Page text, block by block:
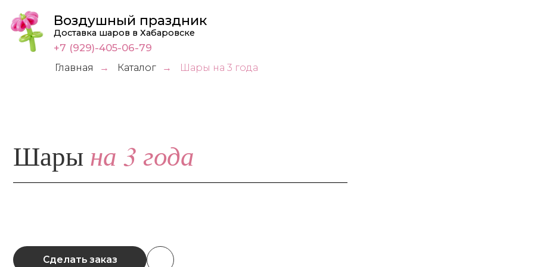
Воздушный праздник
Доставка шаров в Хабаровске
+7 (929)-405-06-79
Главная → Каталог → Шары на 3 года